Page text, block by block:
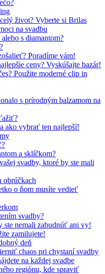
život? Vyberte si Brilas
na svadbu
s diamantom?
Poradíme vám!
ceny? Vyskúšajte bazár!
Použite moderné clip in
s prírodným balzamom na
ako vybrať ten najlepší!
a sklíčkom?
svadby, ktoré by ste mali
obrúčkach
o ňom musíte vedieť
svadby?
ste nemali zabudnúť ani vy!
zamilujete!
deň
chaos pri chystaní svadby
na každej svadbe
regiónu, kde spraviť